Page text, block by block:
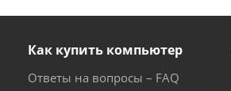
Как купить компьютер
Ответы на вопросы – FAQ